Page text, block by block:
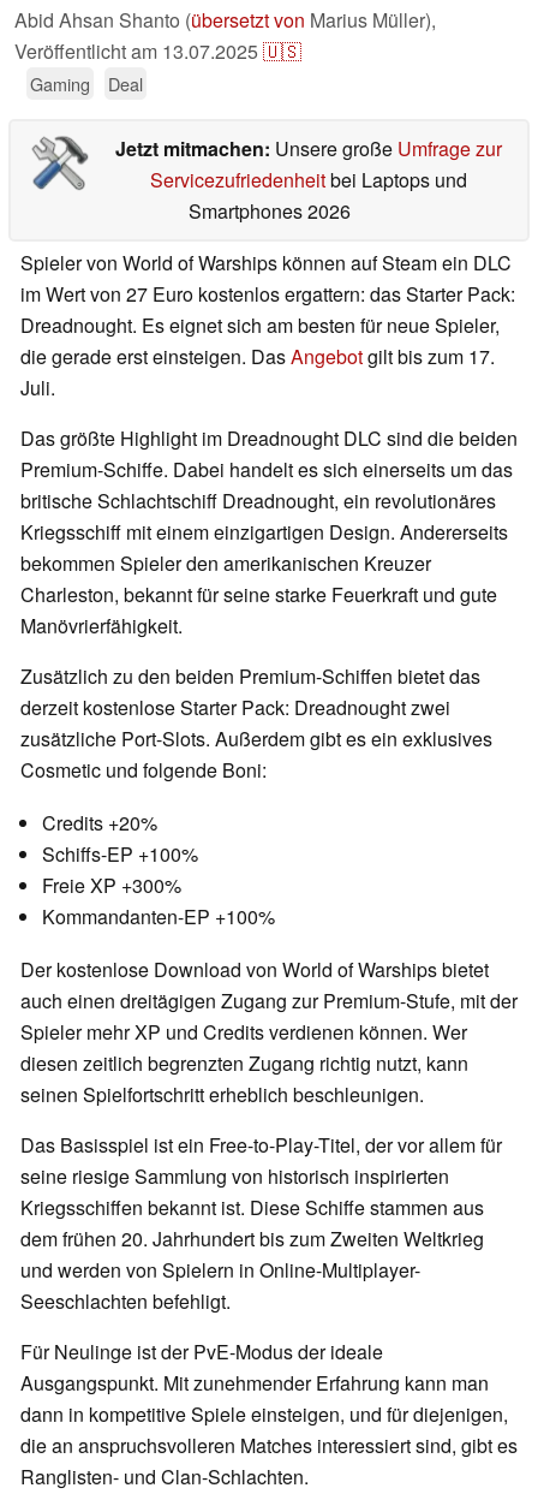
Abid Ahsan Shanto (übersetzt von Marius Müller),
Veröffentlicht am 13.07.2025🇺🇸
Gaming Deal
Jetzt mitmachen: Unsere große Umfrage zur
Servicezufriedenheitbei Laptops und
Smartphones 2026
Spieler von World of Warships können auf Steam ein DLC
im Wert von 27 Euro kostenlos ergattern: das Starter Pack:
Dreadnought. Es eignet sich am besten für neue Spieler,
die gerade erst einsteigen. DasAngebotgilt bis zum 17.
Juli.
Das größte Highlight im Dreadnought DLC sind die beiden
Premium-Schiffe. Dabei handelt es sich einerseits um das
britische Schlachtschiff Dreadnought, ein revolutionäres
Kriegsschiff mit einem einzigartigen Design. Andererseits
bekommen Spieler den amerikanischen Kreuzer
Charleston, bekannt für seine starke Feuerkraft und gute
Manövrierfähigkeit.
Zusätzlich zu den beiden Premium-Schiffen bietet das
derzeit kostenlose Starter Pack: Dreadnought zwei
zusätzliche Port-Slots. Außerdem gibt es ein exklusives
Cosmetic und folgende Boni:
Credits +20%
Schiffs-EP +100%
Freie XP +300%
Kommandanten-EP +100%
Der kostenlose Download von World of Warships bietet
auch einen dreitägigen Zugang zur Premium-Stufe, mit der
Spieler mehr XP und Credits verdienen können. Wer
diesen zeitlich begrenzten Zugang richtig nutzt, kann
seinen Spielfortschritt erheblich beschleunigen.
Das Basisspiel ist ein Free-to-Play-Titel, der vor allem für
seine riesige Sammlung von historisch inspirierten
Kriegsschiffen bekannt ist. Diese Schiffe stammen aus
dem frühen 20. Jahrhundert bis zum Zweiten Weltkrieg
und werden von Spielern in Online-Multiplayer-
Seeschlachten befehligt.
Für Neulinge ist der PvE-Modus der ideale
Ausgangspunkt. Mit zunehmender Erfahrung kann man
dann in kompetitive Spiele einsteigen, und für diejenigen,
die an anspruchsvolleren Matches interessiert sind, gibt es
Ranglisten- und Clan-Schlachten.